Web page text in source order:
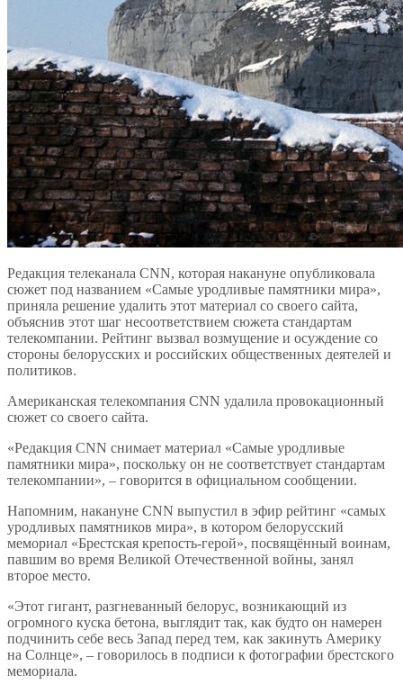
Редакция телеканала CNN, которая накануне опубликовала
сюжет под названием «Самые уродливые памятники мира»,
приняла решение удалить этот материал со своего сайта,
объяснив этот шаг несоответствием сюжета стандартам
телекомпании. Рейтинг вызвал возмущение и осуждение со
стороны белорусских и российских общественных деятелей и
политиков.
Американская телекомпания CNN удалила провокационный
сюжет со своего сайта.
«Редакция CNN снимает материал «Самые уродливые
памятники мира», поскольку он не соответствует стандартам
телекомпании», – говорится в официальном сообщении.
Напомним, накануне CNN выпустил в эфир рейтинг «самых
уродливых памятников мира», в котором белорусский
мемориал «Брестская крепость-герой», посвящённый воинам,
павшим во время Великой Отечественной войны, занял
второе место.
«Этот гигант, разгневанный белорус, возникающий из
огромного куска бетона, выглядит так, как будто он намерен
подчинить себе весь Запад перед тем, как закинуть Америку
на Солнце», – говорилось в подписи к фотографии брестского
мемориала.